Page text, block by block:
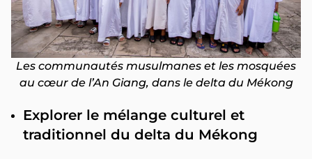
Les communautés musulmanes et les mosquées
au cœur de l’An Giang, dans le delta du Mékong
Explorer le mélange culturel et
traditionnel du delta du Mékong